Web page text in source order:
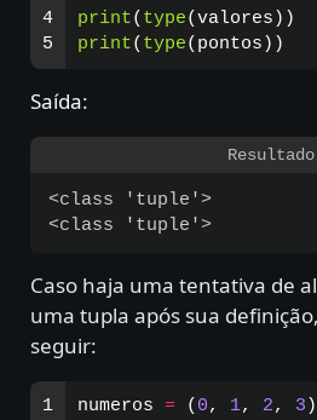
4
print( type(valores ))
print( type( pontos ))
Saída:
<class 'tuple'>
Caso haja uma tentativa de
uma tupla após sua
seguir:
1
numeros = ( 0, 1, 2, 3 )